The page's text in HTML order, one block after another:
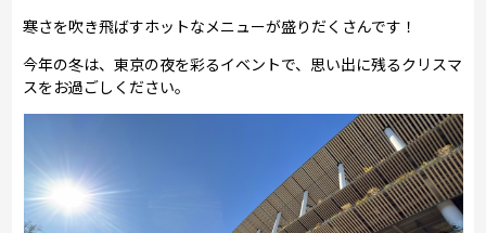
寒さを吹き飛ばすホットなメニューが盛りだくさんです！
今年の冬は、東京の夜を彩るイベントで、思い出に残るクリスマ
スをお過ごしください。